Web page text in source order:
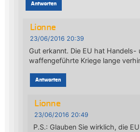
Antworten
Lionne
23/06/2016 20:39
Gut erkannt. Die EU hat Handels-
waffengeführte Kriege lange
Antworten
Lionne
23/06/2016 20:49
P.S.: Glauben Sie wirklich, die